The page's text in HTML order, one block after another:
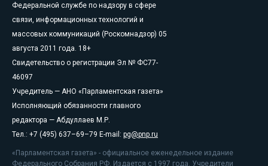
Федеральной службе по надзору в сфере
связи, информационных технологий и
массовых коммуникаций (Роскомнадзор) 05
августа 2011 года. 18+
Свидетельство о регистрации Эл № ФС77-
46097
Учредитель — АНО «Парламентская газета»
Исполняющий обязанности главного
редактора — Абдуллаев М.Р.
Тел.: +7 (495) 637–69–79 E-mail: pg@pnp.ru
«Парламентская газета» - официальное еженедельное издание
Федерального Собрания РФ. Издается с 1997 года. Учредители